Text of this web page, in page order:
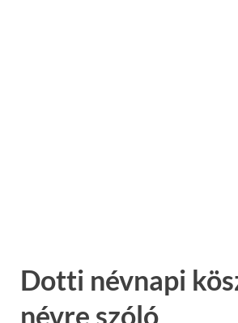
Dotti névnapi
névre szóló